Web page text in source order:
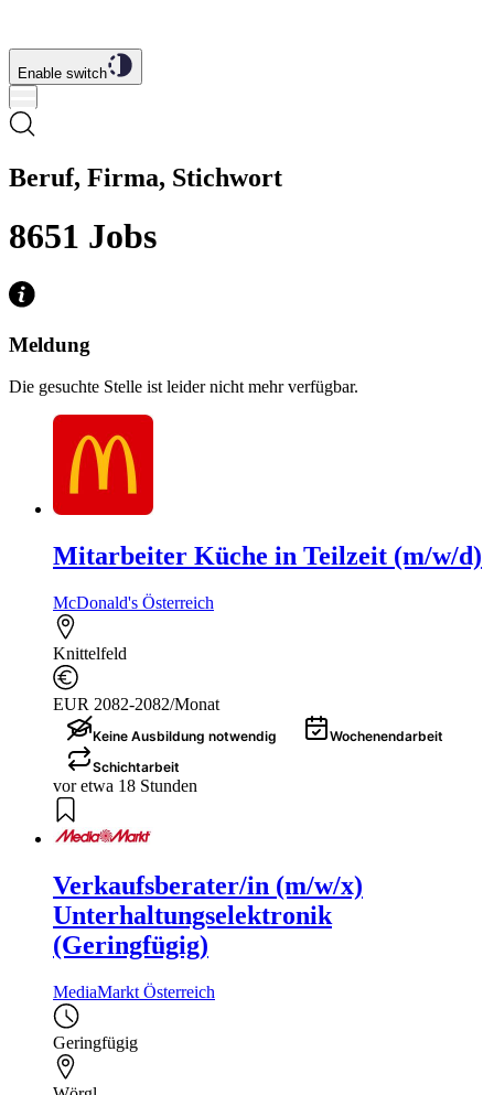
Enable switch
Beruf, Firma, Stichwort
8651 Jobs
Meldung
Die gesuchte Stelle ist leider nicht mehr verfügbar.
Mitarbeiter Küche in Teilzeit (m/w/d)
McDonald's Österreich
Knittelfeld
EUR 2082-2082/Monat
Keine Ausbildung notwendig
Wochenendarbeit
Schichtarbeit
vor etwa 18 Stunden
Verkaufsberater/in (m/w/x)
Unterhaltungselektronik
(Geringfügig)
MediaMarkt Österreich
Geringfügig